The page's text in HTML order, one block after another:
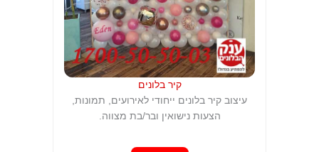
קיר בלונים
עיצוב קיר בלונים ייחודי לאירועים, תמונות,
הצעות נישואין ובר/בת מצווה.